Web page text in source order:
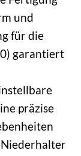
und
für die
garantiert
präzise